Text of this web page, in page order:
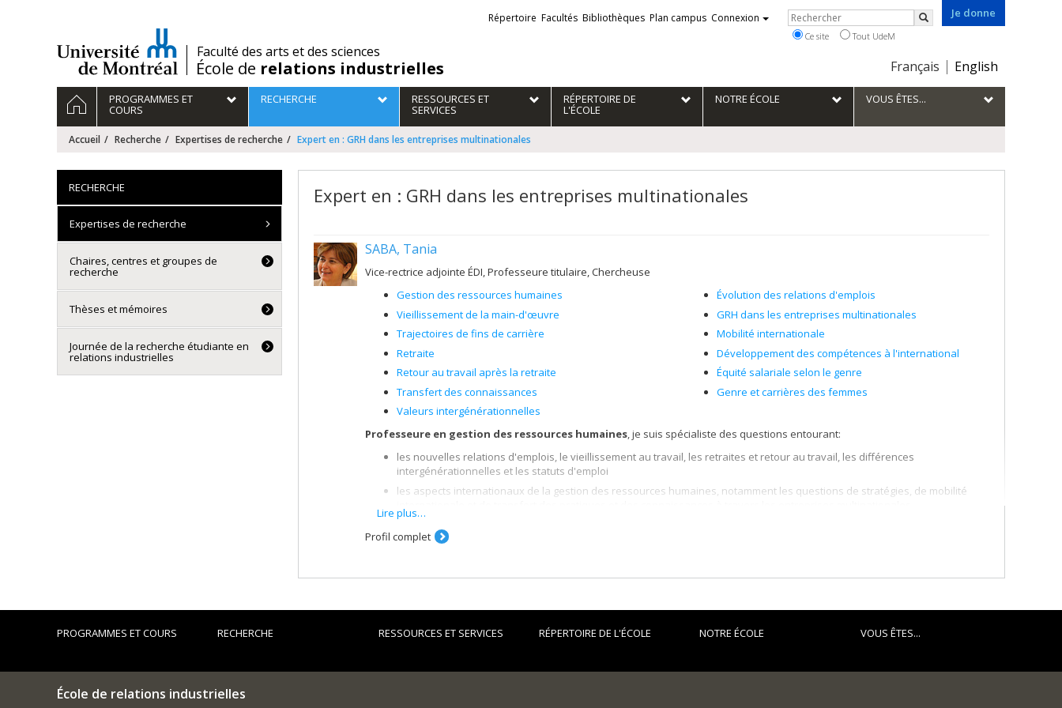
/Faculté des arts et des sciences
École de relations industrielles
Je donne
Choix
la
langue
Français English
Liens
externes
Répertoire Facultés Bibliothèques Plan campus Connexion Rechercher
Rechercher
Ce site Tout UdeM
Navigation
principale
ACCUEILPROGRAMMES ET
COURS
RECHERCHE RESSOURCES ET
SERVICES
RÉPERTOIRE DE
L'ÉCOLE
NOTRE ÉCOLE VOUS ÊTES...
Accueil Recherche Expertises de recherche Expert en : GRH dans les entreprises multinationales
Expert en : GRH dans les entreprises multinationales
SABA, Tania
Vice-rectrice adjointe ÉDI, Professeure titulaire, Chercheuse
Gestion des ressources humaines
Vieillissement de la main-d'œuvre
Trajectoires de fins de carrière
Retraite
Retour au travail après la retraite
Transfert des connaissances
Valeurs intergénérationnelles
Évolution des relations d'emplois
GRH dans les entreprises multinationales
Mobilité internationale
Développement des compétences à l'international
Équité salariale selon le genre
Genre et carrières des femmes
Professeure en gestion des ressources humaines, je suis spécialiste des questions entourant:
les nouvelles relations d'emplois, le vieillissement au travail, les retraites et retour au travail, les différences
intergénérationnelles et les statuts d'emploi
les aspects internationaux de la gestion des ressources humaines, notamment les questions de stratégies, de mobilité
l'organisation de la fonction ressources humaines: l'impartition et les rôles des professionnels.
Je suis spécialiste des questions entourant :
le retour au travail;
les différences intergénérationnelles;
Lire plus…
Profil complet
RECHERCHE
Expertises de recherche
Chaires, centres et groupes de
recherche
Thèses et mémoires
Journée de la recherche étudiante en
relations industrielles
PROGRAMMES ET COURS RECHERCHE RESSOURCES ET SERVICES RÉPERTOIRE DE L'ÉCOLE NOTRE ÉCOLE VOUS ÊTES...
École de relations industrielles